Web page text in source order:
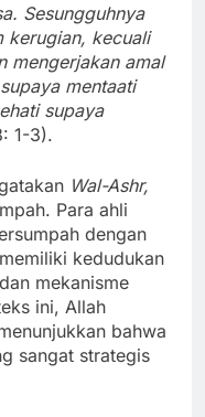
Sesungguhnya
kerugian, kecuali
mengerjakan amal
mentaati
supaya
1-3).
Wal-Ashr,
Para ahli
dengan
kedudukan
mekanisme
ini, Allah
bahwa
sangat strategis